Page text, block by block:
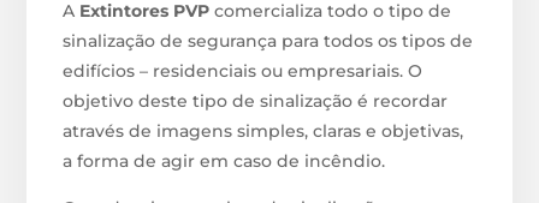
A Extintores PVP comercializa todo o tipo de
sinalização de segurança para todos os tipos de
edifícios – residenciais ou empresariais. O
objetivo deste tipo de sinalização é recordar
através de imagens simples, claras e objetivas,
a forma de agir em caso de incêndio.